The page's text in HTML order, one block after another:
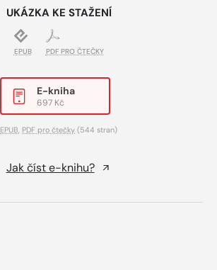
UKÁZKA KE STAŽENÍ
EPUB PDF PRO ČTEČKY
E-kniha
697 Kč
EPUB, PDF pro čtečky (544 stran)
Jak číst e-knihu?